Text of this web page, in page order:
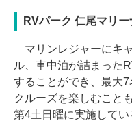
RVパーク 仁尾マリー
マリンレジャーにキ
ル、車中泊が詰まった
することができ、最大
クルーズを楽しむこと
第4土日曜に実施してい